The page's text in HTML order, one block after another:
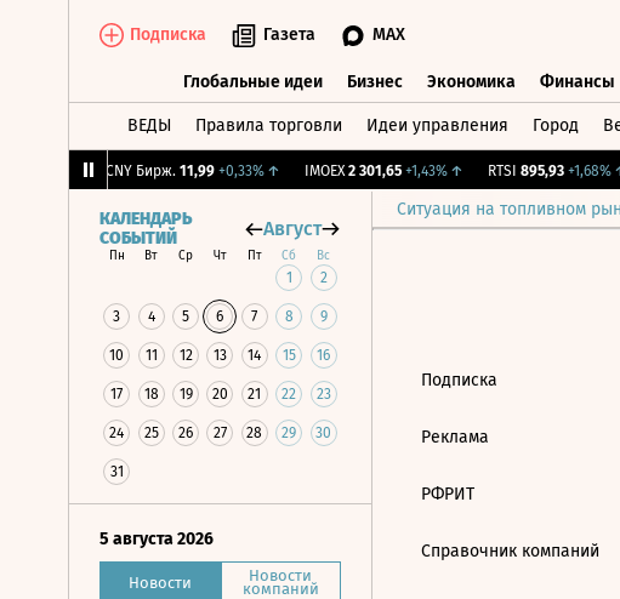
Подписка Газета MAX
Глобальные идеи Бизнес Экономика Финансы
ВЕДЫ Правила торговли Идеи управления Город
CNY Бирж. 11,99 +0,33%↑ IMOEX 2 301,65 +1,43%↑ RTSI 895,93 +1,68%↑
Ситуация на топливном
КАЛЕНДАРЬ
СОБЫТИЙ
Август
Пн Вт Ср Чт Пт Сб Вс
1 2
3 4 5 6 7 8 9
10 11 12 13 14 15 16
17 18 19 20 21 22 23
24 25 26 27 28 29 30
31
5 августа 2026
Новости Новости
компаний
Подписка
Реклама
РФРИТ
Справочник компаний